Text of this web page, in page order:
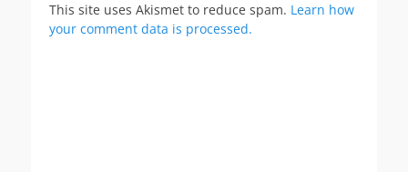
This site uses Akismet to reduce spam. Learn how
your comment data is processed.